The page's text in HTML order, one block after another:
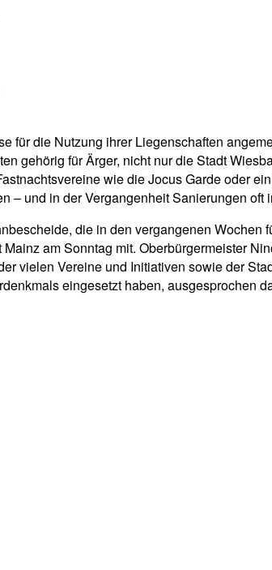
für die Nutzung ihrer Liegenschaften
gehörig für Ärger, nicht nur die Stadt
wie die Jocus Garde oder
– und in der Vergangenheit Sanierungen oft
die in den vergangenen
am Sonntag mit. Oberbürgermeister
vielen Vereine und Initiativen sowie der
eingesetzt haben, ausgesprochen